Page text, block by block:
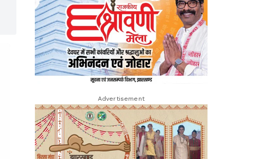
Advertisement